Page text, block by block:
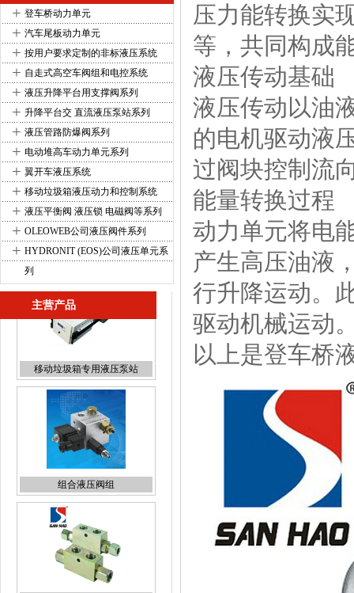
+ 登车桥动力单元
+ 汽车尾板动力单元
+ 按用户要求定制的非标液压系统
+ 自走式高空车阀组和电控系统
+ 液压升降平台用支撑阀系列
+ 升降平台交 直流液压泵站系列
+ 液压管路防爆阀系列
+ 电动堆高车动力单元系列
+ 翼开车液压系统
+ 移动垃圾箱液压动力和控制系统
+ 液压平衡阀 液压锁 电磁阀等系列
+ OLEOWEB公司液压阀件系列
+ HYDRONIT (EOS)公司液压单元系
列
主营产品
组合液压阀组
液压锁
压力能转换实
等，共同构成
液压传动基础
液压传动以油
的电机驱动液
过阀块控制流
能量转换过程
动力单元将电
产生高压油液
行升降运动。
驱动机械运动
以上是登车桥